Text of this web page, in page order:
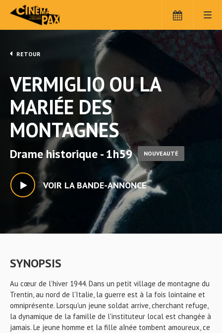
RETOUR
VERMIGLIO OU LA
MARIÉE DES
MONTAGNES
Drame historique - 1h59 NOUVEAUTÉ
VOIR LA BANDE-ANNONCE
SYNOPSIS
Au cœur de l’hiver 1944. Dans un petit village de montagne du
Trentin, au nord de l'Italie, la guerre est à la fois lointaine et
omniprésente. Lorsqu'un jeune soldat arrive, cherchant refuge,
la dynamique de la famille de l'instituteur local est changée à
jamais. Le jeune homme et la fille aînée tombent amoureux, ce